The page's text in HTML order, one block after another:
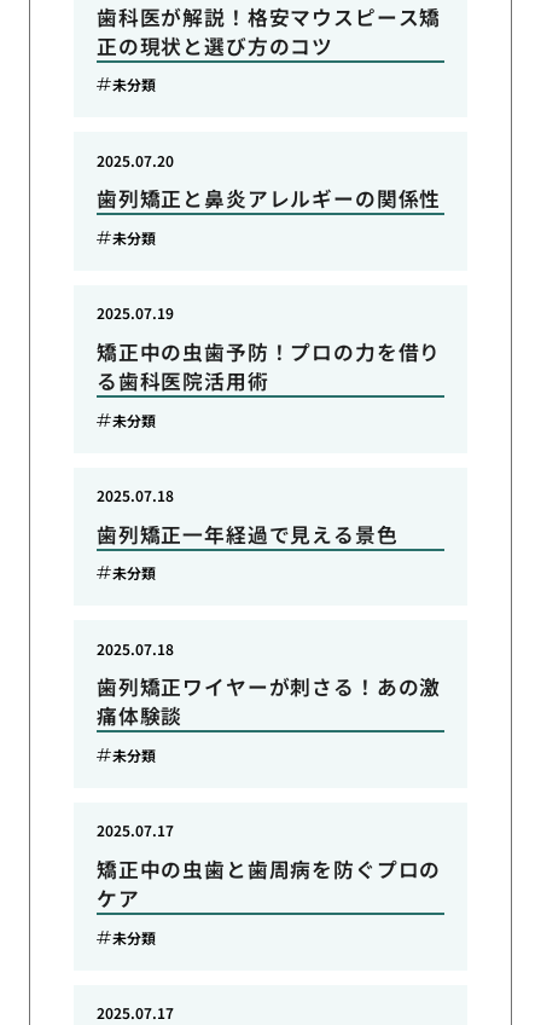
歯科医が解説！格安マウスピース矯
正の現状と選び方のコツ
未分類
歯列矯正と鼻炎アレルギーの関係性
2025.07.20
未分類
矯正中の虫歯予防！プロの力を借り
る歯科医院活用術
2025.07.19
未分類
歯列矯正一年経過で見える景色
2025.07.18
未分類
歯列矯正ワイヤーが刺さる！あの激
痛体験談
2025.07.18
未分類
矯正中の虫歯と歯周病を防ぐプロの
ケア
2025.07.17
未分類
2025.07.17